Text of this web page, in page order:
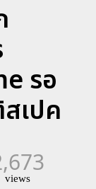
รอ
เปค
views